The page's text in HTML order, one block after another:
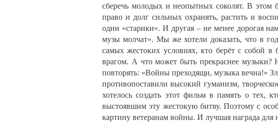
сберечь молодых и неопытных соколят. В этом
право и долг сильных охранять, растить и
одни «старики». И другая – не менее дорогая
музы молчат». Мы же хотели доказать, что в
самых жестоких условиях, кто берёт с собой в
врагом. А что может быть прекраснее музыки?
повторять: «Войны преходящи, музыка вечна!»
противопоставили высокий гуманизм,
хотелось создать этот фильм в память о тех,
выстоявшим эту жестокую битву. Поэтому с
картину ветеранам войны. И лучшая награда для